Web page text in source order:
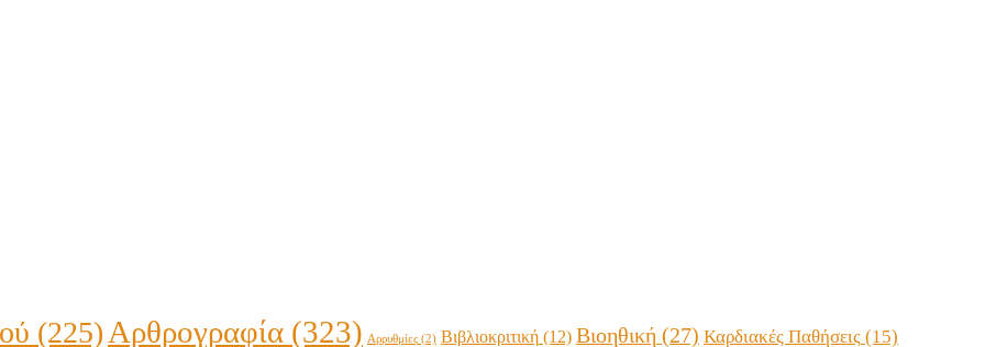
(225) Αρθρογραφία (323) Αρρυθμίες (2) Βιβλιοκριτική (12) Βιοηθική (27) Καρδιακές Παθήσεις (15)